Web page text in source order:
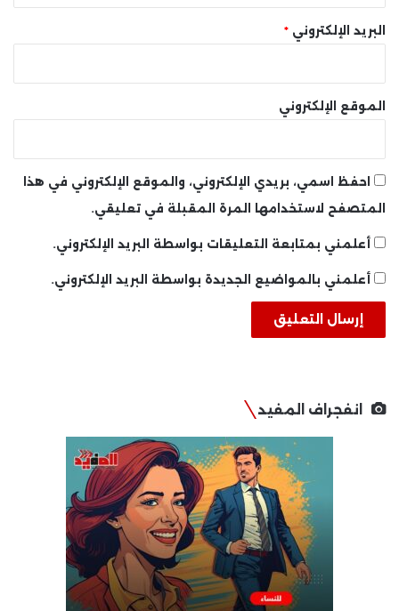
البريد الإلكتروني *
الموقع الإلكتروني
احفظ اسمي، بريدي الإلكتروني، والموقع الإلكتروني في هذا
المتصفح لاستخدامها المرة المقبلة في تعليقي.
أعلمني بمتابعة التعليقات بواسطة البريد الإلكتروني.
أعلمني بالمواضيع الجديدة بواسطة البريد الإلكتروني.
انفجراف المفيد